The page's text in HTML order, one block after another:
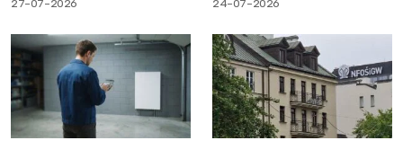
27-07-2026 24-07-2026